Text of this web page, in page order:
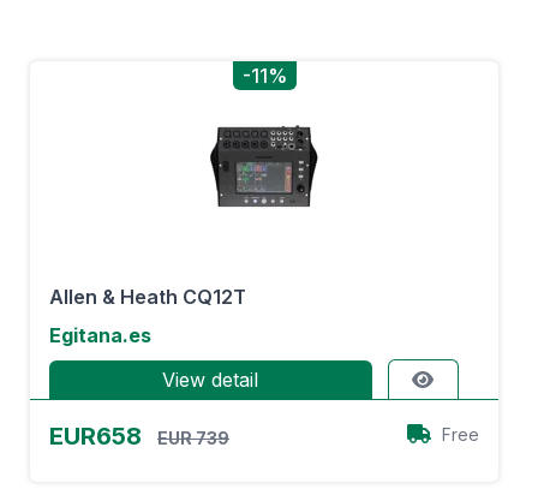
-11%
Allen & Heath CQ12T
Egitana.es
View detail
EUR658 EUR 739 Free